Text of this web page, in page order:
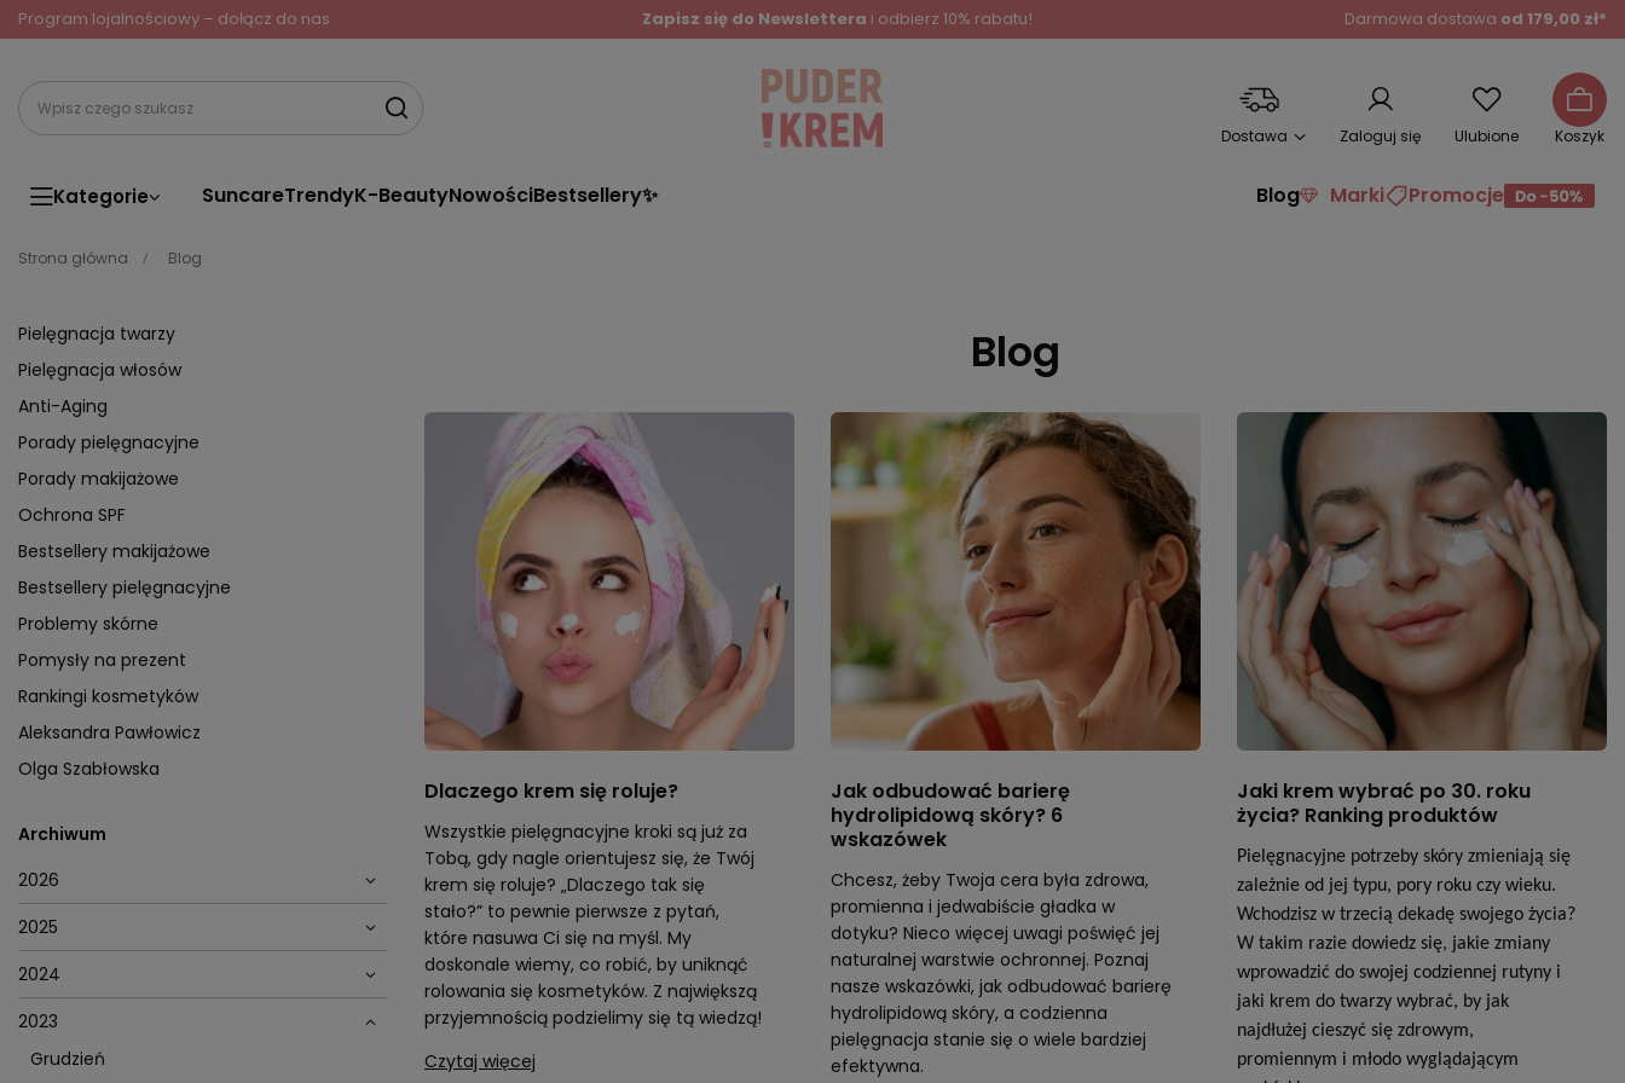
Program lojalnościowy – dołącz do nas Zapisz się do Newslettera i odbierz 10% rabatu! Darmowa dostawa od 179,00 zł*
Dostawa Zaloguj się Ulubione Koszyk
Kategorie SuncareTrendyK-BeautyNowościBestsellery✨ Blog Marki Promocje
Strona główna Blog
Pielęgnacja twarzy
Pielęgnacja włosów
Anti-Aging
Porady pielęgnacyjne
Porady makijażowe
Ochrona SPF
Bestsellery makijażowe
Bestsellery pielęgnacyjne
Problemy skórne
Pomysły na prezent
Rankingi kosmetyków
Aleksandra Pawłowicz
Olga Szabłowska
Archiwum
2026
2025
2024
2023
Grudzień
Blog
Dlaczego krem się roluje?
Wszystkie pielęgnacyjne kroki są już za
Tobą, gdy nagle orientujesz się, że Twój
krem się roluje? „Dlaczego tak się
stało?” to pewnie pierwsze z pytań,
które nasuwa Ci się na myśl. My
doskonale wiemy, co robić, by uniknąć
rolowania się kosmetyków. Z największą
przyjemnością podzielimy się tą wiedzą!
Czytaj więcej
Jak odbudować barierę
hydrolipidową skóry? 6
wskazówek
Chcesz, żeby Twoja cera była zdrowa,
promienna i jedwabiście gładka w
dotyku? Nieco więcej uwagi poświęć jej
naturalnej warstwie ochronnej. Poznaj
nasze wskazówki, jak odbudować barierę
hydrolipidową skóry, a codzienna
pielęgnacja stanie się o wiele bardziej
efektywna.
Jaki krem wybrać po 30. roku
życia? Ranking produktów
Pielęgnacyjne potrzeby skóry zmieniają się
zależnie od jej typu, pory roku czy wieku.
Wchodzisz w trzecią dekadę swojego życia?
W takim razie dowiedz się, jakie zmiany
wprowadzić do swojej codziennej rutyny i
jaki krem do twarzy wybrać, by jak
najdłużej cieszyć się zdrowym,
promiennym i młodo wyglądającym